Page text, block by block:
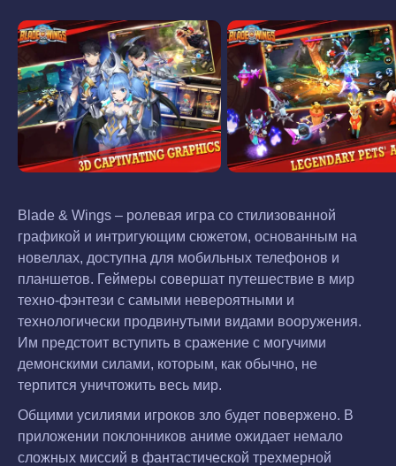
Blade & Wings – ролевая игра со стилизованной
графикой и интригующим сюжетом, основанным на
новеллах, доступна для мобильных телефонов и
планшетов. Геймеры совершат путешествие в мир
техно-фэнтези с самыми невероятными и
технологически продвинутыми видами вооружения.
Им предстоит вступить в сражение с могучими
демонскими силами, которым, как обычно, не
терпится уничтожить весь мир.
Общими усилиями игроков зло будет повержено. В
приложении поклонников аниме ожидает немало
сложных миссий в фантастической трехмерной